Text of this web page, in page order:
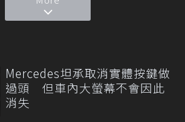
Mercedes坦承取消實體按鍵做
過頭 但車內大螢幕不會因此
消失